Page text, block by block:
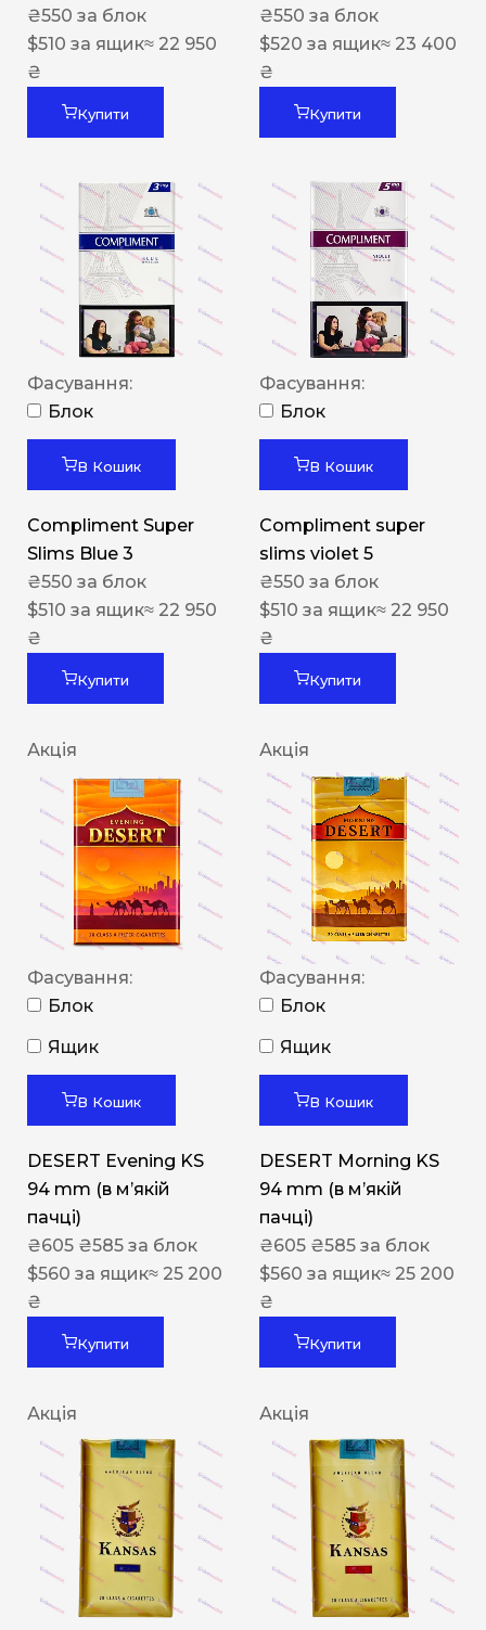
₴550 за блок
$510 за ящик≈ 22 950
₴
Купити
₴550 за блок
$520 за ящик≈ 23 400
₴
Купити
Фасування:
Блок
В Кошик
Compliment Super
Slims Blue 3
₴550 за блок
$510 за ящик≈ 22 950
₴
Купити
Фасування:
Блок
В Кошик
Compliment super
slims violet 5
₴550 за блок
$510 за ящик≈ 22 950
₴
Купити
Акція
Фасування:
Блок
Ящик
В Кошик
DESERT Evening KS
94 mm (в мʼякій
пачці)
₴605 ₴585 за блок
$560 за ящик≈ 25 200
₴
Купити
Акція
Фасування:
Блок
Ящик
В Кошик
DESERT Morning KS
94 mm (в мʼякій
пачці)
₴605 ₴585 за блок
$560 за ящик≈ 25 200
₴
Купити
Акція Акція